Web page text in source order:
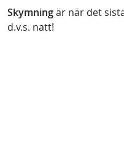
Skymningär när det
d.v.s. natt!